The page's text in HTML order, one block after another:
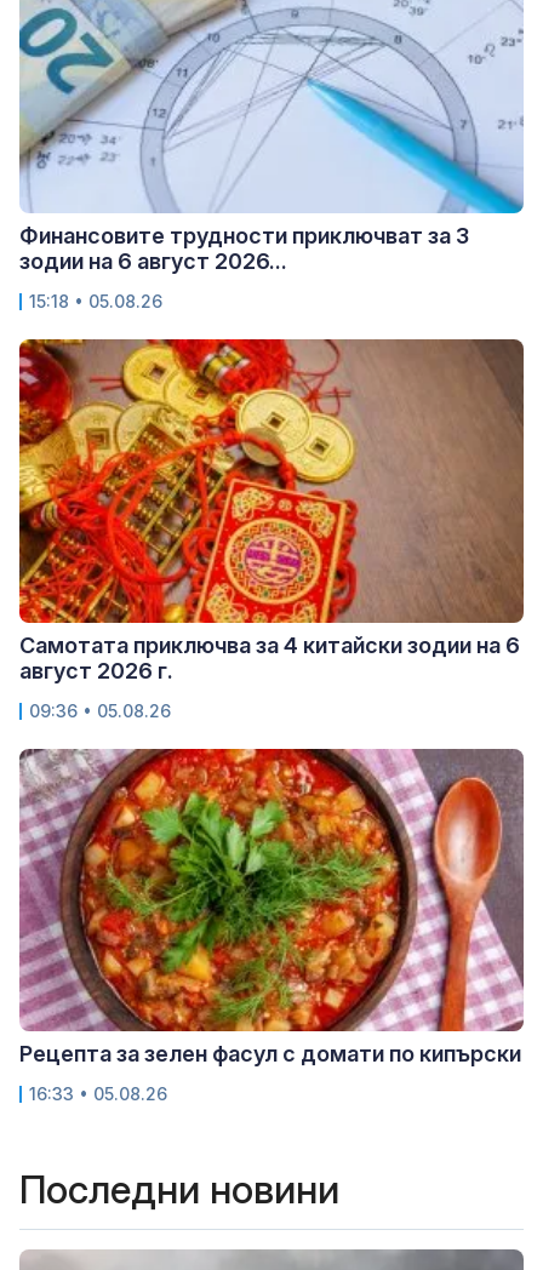
Финансовите трудности приключват за 3
зодии на 6 август 2026...
15:18 • 05.08.26
Самотата приключва за 4 китайски зодии на 6
август 2026 г.
09:36 • 05.08.26
Рецепта за зелен фасул с домати по кипърски
16:33 • 05.08.26
Последни новини